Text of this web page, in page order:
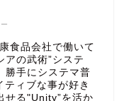
食品会社で働いて
の武術”システ
勝手にシステマ普
ィブな事が好き
せる"Unity”を活か